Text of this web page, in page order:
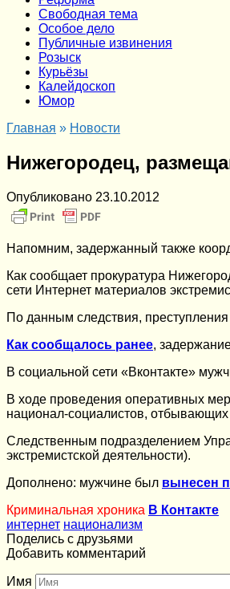
Cвободная тема
Особое дело
Публичные извинения
Розыск
Курьёзы
Калейдоскоп
Юмор
Главная » Новости
Нижегородец,
Опубликовано 23.10.2012
Напомним, задержанный также
Как сообщает прокуратура
сети Интернет материалов
По данным следствия, преступления
Как сообщалось ранее,
В социальной сети «Вконтакте»
В ходе проведения оперативных
национал-социалистов,
Следственным подразделением
экстремистской деятельности).
Дополнено: мужчине был вынесен
Криминальная хроника В Контакте
интернет национализм
Поделись с друзьями
Добавить комментарий
Имя